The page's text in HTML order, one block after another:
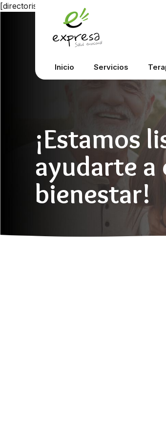
Inicio Servicios
[directorist_category]
¡Estamos
ayudarte
bienestar!